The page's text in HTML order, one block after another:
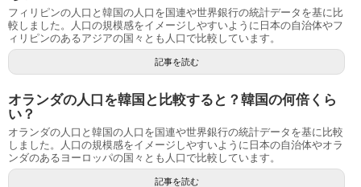
フィリピンの人口と韓国の人口を国連や世界銀行の統計データを基に比
較しました。人口の規模感をイメージしやすいように日本の自治体やフ
ィリピンのあるアジアの国々とも人口で比較しています。
記事を読む
オランダの人口を韓国と比較すると？韓国の何倍くら
い？
オランダの人口と韓国の人口を国連や世界銀行の統計データを基に比較
しました。人口の規模感をイメージしやすいように日本の自治体やオラ
ンダのあるヨーロッパの国々とも人口で比較しています。
記事を読む